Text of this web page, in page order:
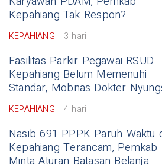
Kepahiang Tak Respon?
KEPAHIANG 3 hari
Fasilitas Parkir Pegawai RSUD
Kepahiang Belum Memenuhi
Standar, Mobnas Dokter
KEPAHIANG 4 hari
Nasib 691 PPPK Paruh Waktu
Kepahiang Terancam, Pemkab
Minta Aturan Batasan Belanja